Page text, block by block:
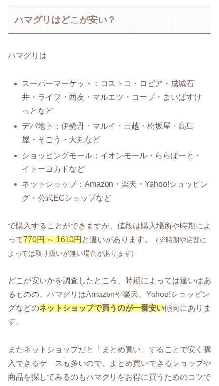
ハマグリはどこが安い？
ハマグリは
スーパーマーケット：コストコ・ロピア・成城石
井・ライフ・西友・マルエツ・コープ・まいばすけ
っとなど
デパ地下：伊勢丹・マルイ・三越・松坂屋・高島
屋・そごう・大丸など
ショッピングモール：イオンモール・ららぽーと・
イトーヨカドなど
ネットショップ：Amazon・楽天・Yahoo!ショッピン
グ・公式ECショップなど
で購入することができますが、値段は購入場所や時期によ
って770円 ～ 1610円 と違いがあります。
（※時期や店舗に
よっては取り扱いが無い場合があります）
どこが安いかを調査したところ、時期によっては違いはあ
るものの、ハマグリはAmazonや楽天、Yahoo!ショッピン
グなどのネットショップで買うのが一番安い傾向にありま
す。
またネットショップだと「まとめ買い」することで安く購
入できるケースも多いので、まとめ買いできるショップや
商品を探してみるのもハマグリをお得に買うためのコツで